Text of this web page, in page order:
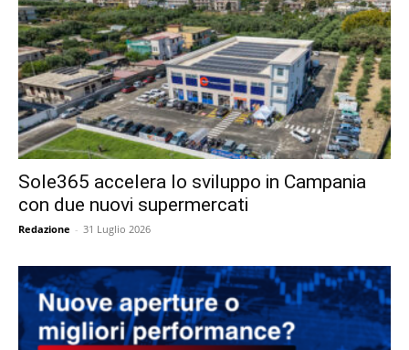
Sole365 accelera lo sviluppo in Campania
con due nuovi supermercati
Redazione - 31 Luglio 2026